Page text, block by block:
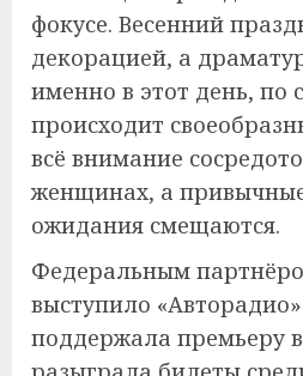
фокусе. Весенний
декорацией, а
именно в этот день, по
происходит
всё внимание
женщинах, а
ожидания смещаются.
Федеральным
выступило
поддержала премьеру